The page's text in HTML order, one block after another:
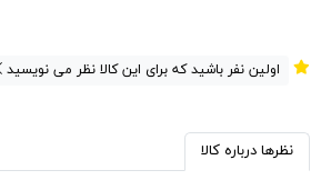
اولین نفر باشید که برای این کالا نظر می نویسید
نظرها درباره کالا